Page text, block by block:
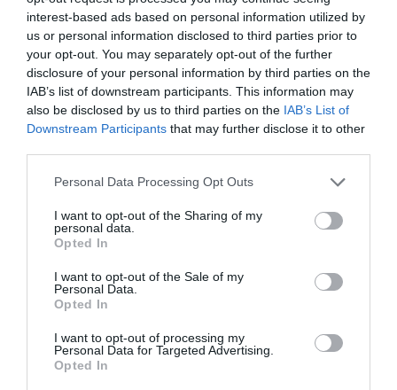
interest-based ads based on personal information utilized by
us or personal information disclosed to third parties prior to
your opt-out. You may separately opt-out of the further
disclosure of your personal information by third parties on the
IAB’s list of downstream participants. This information may
also be disclosed by us to third parties on the IAB’s List of
Downstream Participants that may further disclose it to other
Personal Data Processing Opt Outs
I want to opt-out of the Sharing of my
personal data.
Opted In
I want to opt-out of the Sale of my
Personal Data.
Opted In
I want to opt-out of processing my
Personal Data for Targeted Advertising.
Opted In
DAZN amplía su oferta de fútbol con la Primera
Federación en 2026-2027
2Playbook
La RFEF mejora previsiones para facturar 387
millones y ganar 3 millones en 2025